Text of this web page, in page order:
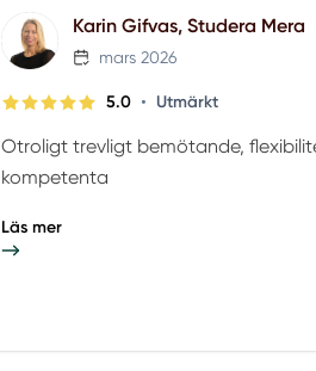
Karin Gifvas, Studera Mera
mars 2026
5.0 • Utmärkt
Otroligt trevligt bemötande,
kompetenta
Läs mer